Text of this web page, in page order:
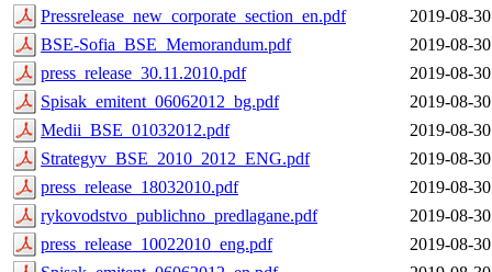
Pressrelease_new_corporate_section_en.pdf
2019-08-
BSE-Sofia_BSE_Memorandum.pdf
2019-08-
press_release_30.11.2010.pdf
2019-08-
Spisak_emitent_06062012_bg.pdf
2019-08-
Medii_BSE_01032012.pdf
2019-08-
Strategyv_BSE_2010_2012_ENG.pdf
2019-08-
press_release_18032010.pdf
2019-08-
rykovodstvo_publichno_predlagane.pdf
2019-08-
press_release_10022010_eng.pdf
2019-08-